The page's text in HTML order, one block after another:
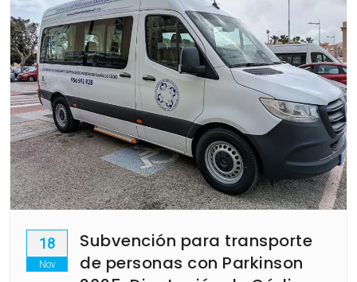
18
Nov
Subvención para transporte
de personas con Parkinson